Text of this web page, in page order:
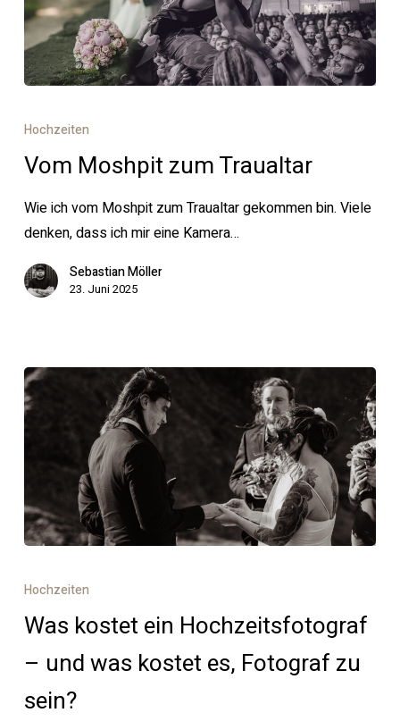
Moshpit
Traualtar
Hochzeiten
Vom Moshpit zum Traualtar
Wie ich vom Moshpit zum Traualtar gekommen bin. Viele
denken, dass ich mir eine Kamera…
Sebastian Möller
23. Juni 2025
kostet
Hochzeitsfotograf
–
was
Hochzeiten
Was kostet ein Hochzeitsfotograf
– und was kostet es, Fotograf zu
sein?